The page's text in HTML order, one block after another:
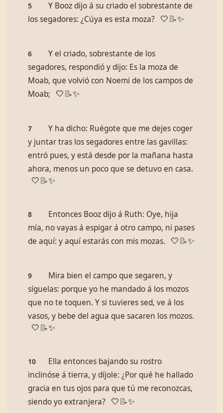
5
Y Booz dijo á su criado el sobrestante de
los segadores: ¿Cúya es esta moza?
🤍 📝✨
6
Y el criado, sobrestante de los
segadores, respondió y dijo: Es la moza de
Moab, que volvió con Noemi de los campos de
Moab;
🤍 📝✨
7
Y ha dicho: Ruégote que me dejes coger
y juntar tras los segadores entre las gavillas:
entró pues, y está desde por la mañana hasta
ahora, menos un poco que se detuvo en casa.
🤍 📝✨
8
Entonces Booz dijo á Ruth: Oye, hija
mía, no vayas á espigar á otro campo, ni pases
de aquí: y aquí estarás con mis mozas.
🤍 📝✨
9
Mira bien el campo que segaren, y
síguelas: porque yo he mandado á los mozos
que no te toquen. Y si tuvieres sed, ve á los
vasos, y bebe del agua que sacaren los mozos.
🤍 📝✨
10
Ella entonces bajando su rostro
inclinóse á tierra, y díjole: ¿Por qué he hallado
gracia en tus ojos para que tú me reconozcas,
siendo yo extranjera?
🤍 📝✨